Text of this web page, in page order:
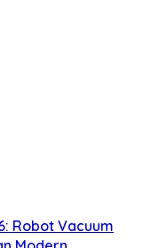
Robot Vacuum